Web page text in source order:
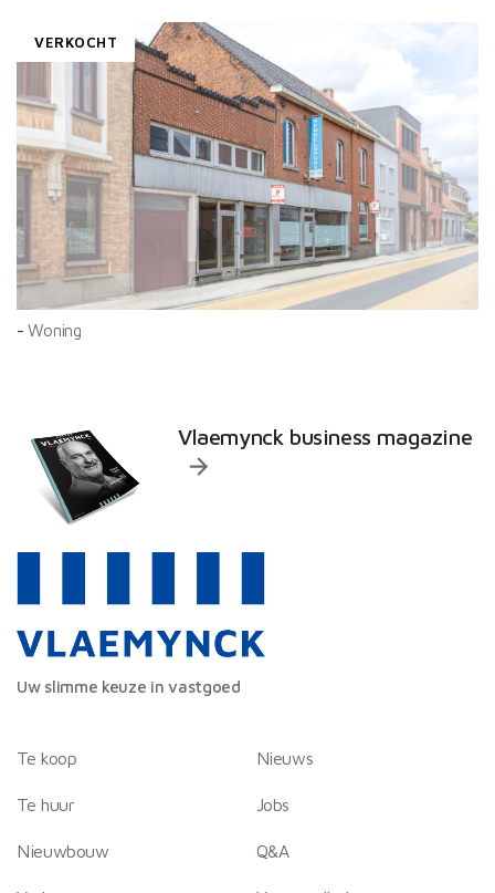
VERKOCHT
-Woning
Uw slimme keuze in vastgoed
Te koop
Te huur
Nieuwbouw
Nieuws
Jobs
Q&A
Vlaemynck business magazine